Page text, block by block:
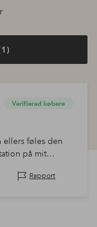
Verifierad købere
føles den
på mit
Rapport